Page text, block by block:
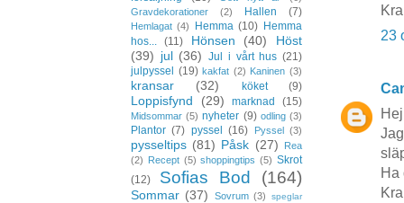
23
Ha
Gravdekorationer
(2) Hallen (7)
Hemlagat (4) Hemma (10) Hemma
hos...
(11) Hönsen (40)
Höst
(39) jul (36) Jul i vårt hus (21)
julpyssel
(19) kakfat (2) Kaninen (3)
kransar (32) köket (9)
Loppisfynd (29) marknad (15)
Midsommar (5) nyheter (9) odling (3)
Plantor (7) pyssel (16) Pyssel (3)
pysseltips (81) Påsk (27)
Rea
(2) Recept (5) shoppingtips (5) Skrot
(12)
Sofias Bod (164)
Sommar (37) Sovrum (3)
speglar